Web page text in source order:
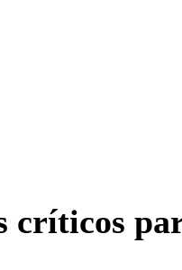
críticos